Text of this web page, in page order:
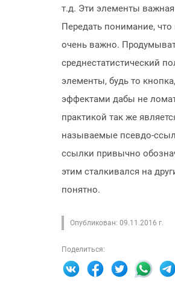
т.д. Эти элементы
Передать понимание,
очень важно.
среднестатистический
элементы, будь то
эффектами дабы не
практикой так же
называемые псевдо-
ссылки привычно
этим сталкивался на
понятно.
Опубликован: 09.11.2016 г.
Поделиться: